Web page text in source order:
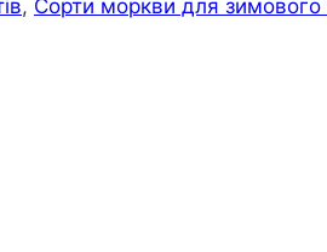
, Сорти моркви для зимового